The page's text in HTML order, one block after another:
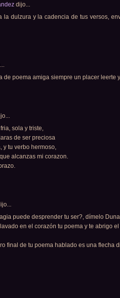
dijo...
la dulzura y la cadencia de tus versos,
de poema amiga siempre un placer leerte
sola y triste,
de ser preciosa
y tu verbo hermoso,
alcanzas mi corazon.
puede desprender tu ser?, dímelo
en el corazón tu poema y te abrigo
final de tu poema hablado es una flecha